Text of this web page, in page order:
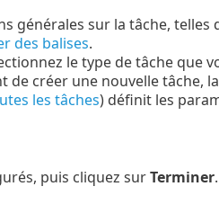
générales sur la tâche, telles
des balises.
le type de tâche que
de créer une nouvelle tâche, la
les tâches) définit les
puis cliquez surTerminer